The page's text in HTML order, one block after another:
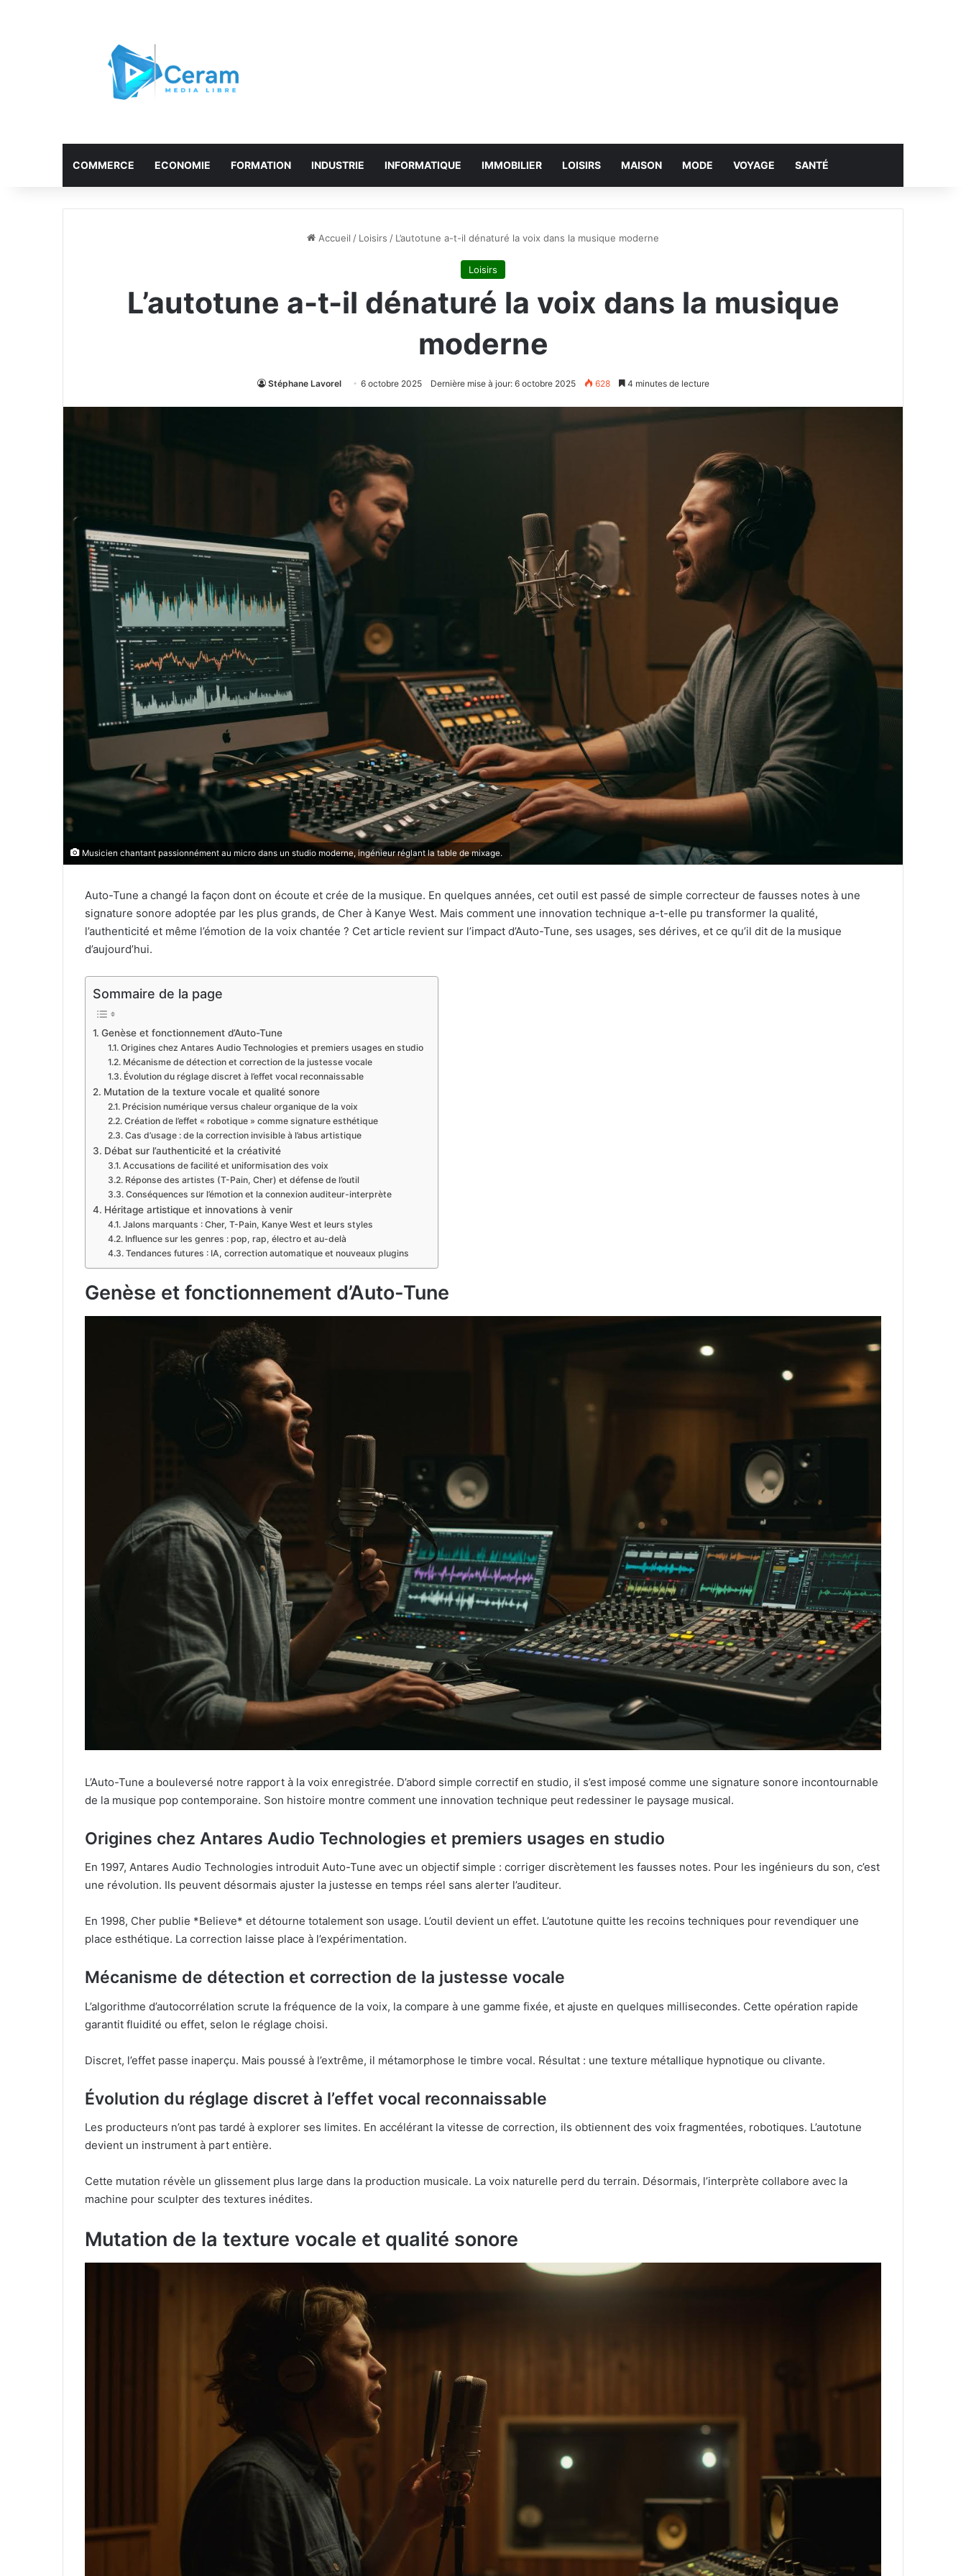
COMMERCE ECONOMIE FORMATION INDUSTRIE INFORMATIQUE IMMOBILIER LOISIRS MAISON MODE VOYAGE SANTÉ
Accueil / Loisirs / L’autotune a-t-il dénaturé la voix dans la musique moderne
Loisirs
L’autotune a-t-il dénaturé la voix dans la musique
moderne
Stéphane Lavorel 6 octobre 2025 Dernière mise à jour: 6 octobre 2025 628 4 minutes de lecture
Musicien chantant passionnément au micro dans un studio moderne, ingénieur réglant la table de mixage.
Auto-Tune a changé la façon dont on écoute et crée de la musique. En quelques années, cet outil est passé de simple correcteur de fausses notes à une
signature sonore adoptée par les plus grands, de Cher à Kanye West. Mais comment une innovation technique a-t-elle pu transformer la qualité,
l’authenticité et même l’émotion de la voix chantée ? Cet article revient sur l’impact d’Auto-Tune, ses usages, ses dérives, et ce qu’il dit de la musique
d’aujourd’hui.
Sommaire de la page
Genèse et fonctionnement d’Auto-Tune
Origines chez Antares Audio Technologies et premiers usages en studio
Mécanisme de détection et correction de la justesse vocale
Évolution du réglage discret à l’effet vocal reconnaissable
Mutation de la texture vocale et qualité sonore
Précision numérique versus chaleur organique de la voix
Création de l’effet « robotique » comme signature esthétique
Cas d’usage : de la correction invisible à l’abus artistique
Débat sur l’authenticité et la créativité
Accusations de facilité et uniformisation des voix
Réponse des artistes (T-Pain, Cher) et défense de l’outil
Conséquences sur l’émotion et la connexion auditeur-interprète
Héritage artistique et innovations à venir
Jalons marquants : Cher, T-Pain, Kanye West et leurs styles
Influence sur les genres : pop, rap, électro et au-delà
Tendances futures : IA, correction automatique et nouveaux plugins
Genèse et fonctionnement d’Auto-Tune
L’Auto-Tune a bouleversé notre rapport à la voix enregistrée. D’abord simple correctif en studio, il s’est imposé comme une signature sonore incontournable
de la musique pop contemporaine. Son histoire montre comment une innovation technique peut redessiner le paysage musical.
Origines chez Antares Audio Technologies et premiers usages en studio
En 1997, Antares Audio Technologies introduit Auto-Tune avec un objectif simple : corriger discrètement les fausses notes. Pour les ingénieurs du son, c’est
une révolution. Ils peuvent désormais ajuster la justesse en temps réel sans alerter l’auditeur.
En 1998, Cher publie *Believe* et détourne totalement son usage. L’outil devient un effet. L’autotune quitte les recoins techniques pour revendiquer une
place esthétique. La correction laisse place à l’expérimentation.
Mécanisme de détection et correction de la justesse vocale
L’algorithme d’autocorrélation scrute la fréquence de la voix, la compare à une gamme fixée, et ajuste en quelques millisecondes. Cette opération rapide
garantit fluidité ou effet, selon le réglage choisi.
Discret, l’effet passe inaperçu. Mais poussé à l’extrême, il métamorphose le timbre vocal. Résultat : une texture métallique hypnotique ou clivante.
Évolution du réglage discret à l’effet vocal reconnaissable
Les producteurs n’ont pas tardé à explorer ses limites. En accélérant la vitesse de correction, ils obtiennent des voix fragmentées, robotiques. L’autotune
devient un instrument à part entière.
Cette mutation révèle un glissement plus large dans la production musicale. La voix naturelle perd du terrain. Désormais, l’interprète collabore avec la
machine pour sculpter des textures inédites.
Mutation de la texture vocale et qualité sonore